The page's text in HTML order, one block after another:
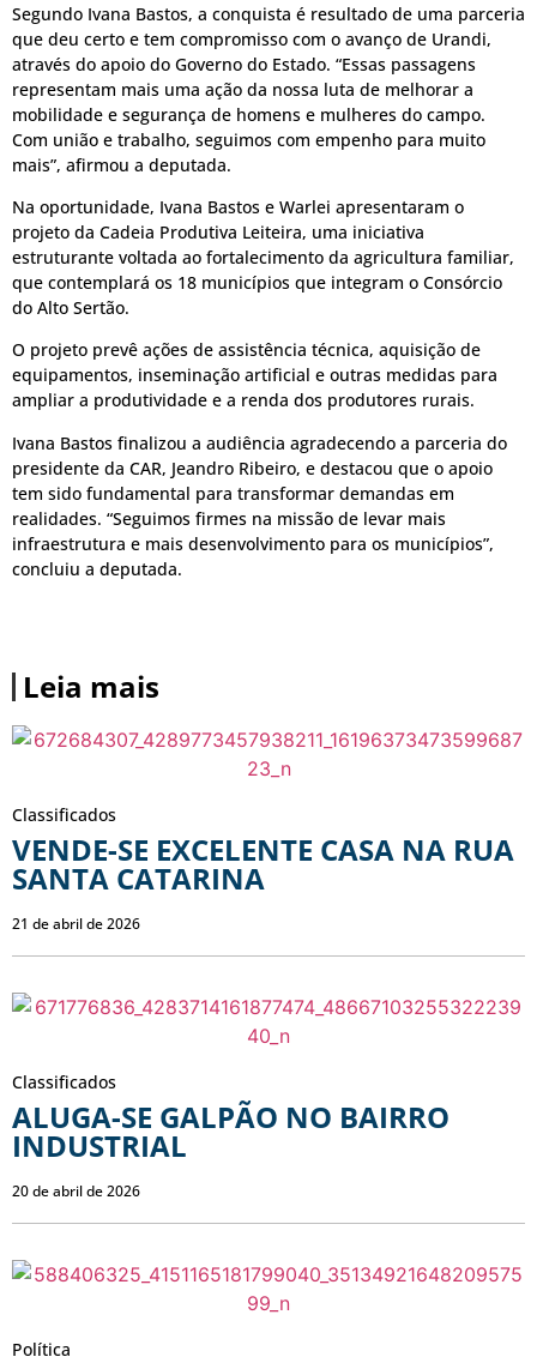
Segundo Ivana Bastos, a conquista é resultado de uma parceria
que deu certo e tem compromisso com o avanço de Urandi,
através do apoio do Governo do Estado. “Essas passagens
representam mais uma ação da nossa luta de melhorar a
mobilidade e segurança de homens e mulheres do campo.
Com união e trabalho, seguimos com empenho para muito
mais”, afirmou a deputada.
Na oportunidade, Ivana Bastos e Warlei apresentaram o
projeto da Cadeia Produtiva Leiteira, uma iniciativa
estruturante voltada ao fortalecimento da agricultura familiar,
que contemplará os 18 municípios que integram o Consórcio
do Alto Sertão.
O projeto prevê ações de assistência técnica, aquisição de
equipamentos, inseminação artificial e outras medidas para
ampliar a produtividade e a renda dos produtores rurais.
Ivana Bastos finalizou a audiência agradecendo a parceria do
presidente da CAR, Jeandro Ribeiro, e destacou que o apoio
tem sido fundamental para transformar demandas em
realidades. “Seguimos firmes na missão de levar mais
infraestrutura e mais desenvolvimento para os municípios”,
concluiu a deputada.
Leia mais
Classificados
VENDE-SE EXCELENTE CASA NA RUA
SANTA CATARINA
21 de abril de 2026
Classificados
ALUGA-SE GALPÃO NO BAIRRO
INDUSTRIAL
20 de abril de 2026
Política